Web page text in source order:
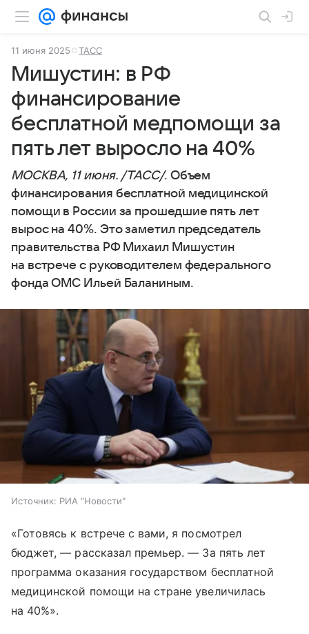
11 июня 2025 ТАСС
Мишустин: в РФ
финансирование
бесплатной медпомощи за
пять лет выросло на 40%
МОСКВА, 11 июня. /ТАСС/. Объем
финансирования бесплатной медицинской
помощи в России за прошедшие пять лет
вырос на 40%. Это заметил председатель
правительства РФ Михаил Мишустин
на встрече с руководителем федерального
фонда ОМС Ильей Баланиным.
Источник: РИА "Новости"
«Готовясь к встрече с вами, я посмотрел
бюджет, — рассказал премьер. — За пять лет
программа оказания государством бесплатной
медицинской помощи на стране увеличилась
на 40%».